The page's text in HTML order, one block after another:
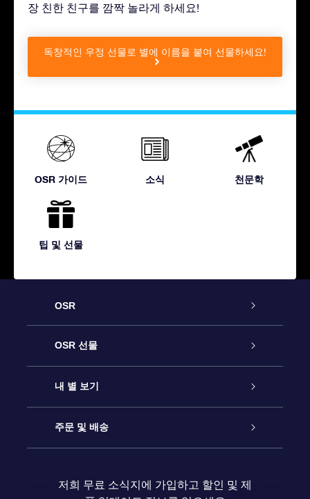
장 친한 친구를 깜짝 놀라게 하세요!
독창적인 우정 선물로 별에 이름을 붙여 선물하세요!
OSR 가이드 소식 천문학
팁 및 선물
OSR
고객 서비스
연락처
블로그
OSR 선물
온라인 별 선물
OSR 선물 팩
내 별 보기
Star Register
주문 및 배송
저희 무료 소식지에 가입하고 할인 및 제